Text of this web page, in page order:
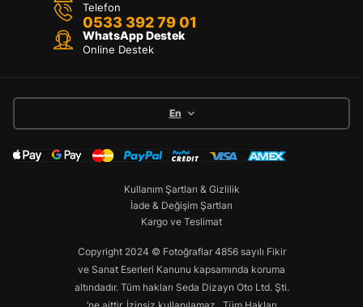
Telefon
0533 392 79 01
WhatsApp Destek
Online Destek
En
Copyright 2024 © Fotoğraflar 4856 sayılı Fikir
ve Sanat Eserleri Kanunu kapsamında koruma
altındadır. Tüm hakları Seda Dizayn Oto Ltd. Şti.
Kullanım Şartları & Gizlilik
İade & Değişim Şartları
Kargo ve Teslimat